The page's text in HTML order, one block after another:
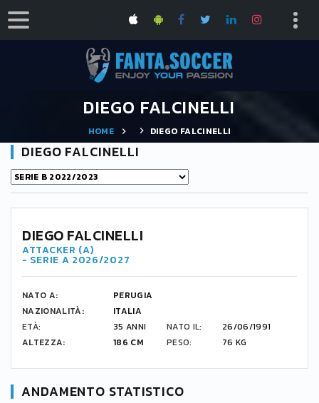
DIEGO FALCINELLI
HOME DIEGO FALCINELLI
DIEGO FALCINELLI
DIEGO FALCINELLI
ATTACKER (A)
- SERIE A 2026/2027
NATO A:
PERUGIA
NAZIONALITÀ:
ITALIA
ETÀ:
35 ANNI NATO IL:
26/06/1991
ALTEZZA:
186 CM PESO: 76 KG
ANDAMENTO STATISTICO